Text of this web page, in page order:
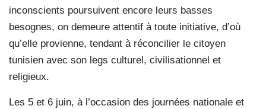
inconscients poursuivent encore leurs basses
besognes, on demeure attentif à toute initiative, d’où
qu’elle provienne, tendant à réconcilier le citoyen
tunisien avec son legs culturel, civilisationnel et
religieux.
Les 5 et 6 juin, à l’occasion des journées nationale et